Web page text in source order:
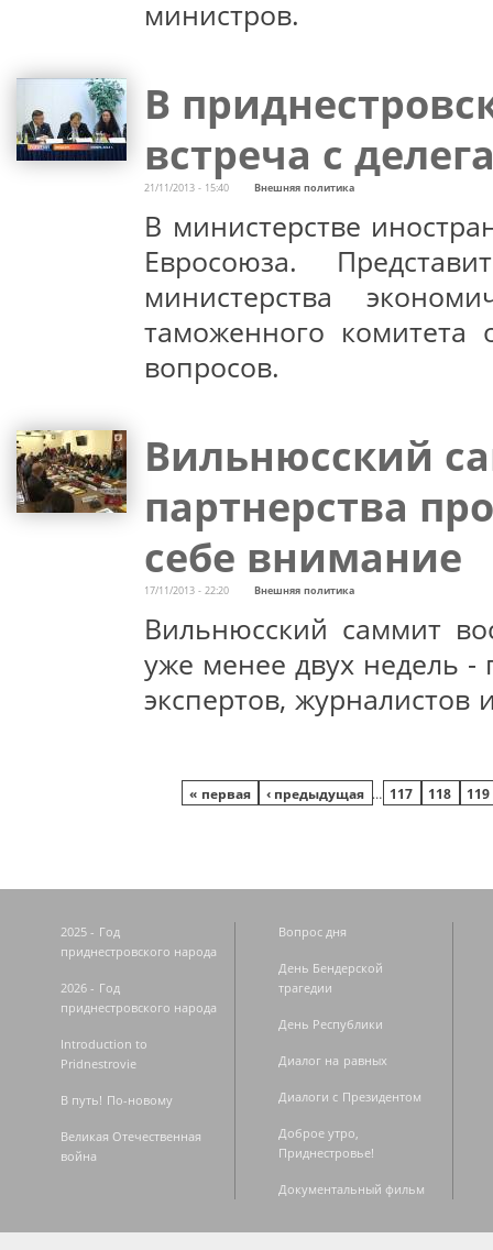
министров.
В
встреча с
21/11/2013 - 15:40 Внешняя политика
В министерстве
Евросоюза.
министерства
таможенного комитета
вопросов.
Вильнюсский
партнерства
себе внимание
17/11/2013 - 22:20 Внешняя политика
Вильнюсский саммит
уже менее двух недель
экспертов, журналистов
« первая ‹ предыдущая … 117 118 119
2025 - Год
приднестровского народа
2026 - Год
приднестровского народа
Introduction to
Pridnestrovie
В путь! По-новому
Великая Отечественная
война
Вопрос дня
День Бендерской
трагедии
День Республики
Диалог на равных
Диалоги с Президентом
Доброе утро,
Приднестровье!
Документальный фильм